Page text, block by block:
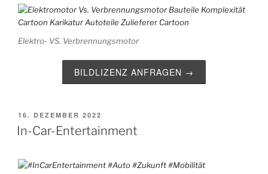
Elektro- VS. Verbrennungsmotor
BILDLIZENZ ANFRAGEN →
VERÖFFENTLICHT
AM
16. DEZEMBER 2022
In-Car-Entertainment